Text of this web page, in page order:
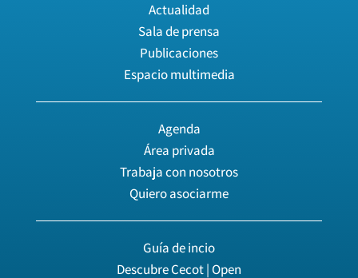
Actualidad
Sala de prensa
Publicaciones
Espacio multimedia
Agenda
Área privada
Trabaja con nosotros
Quiero asociarme
Guía de incio
Descubre Cecot | Open